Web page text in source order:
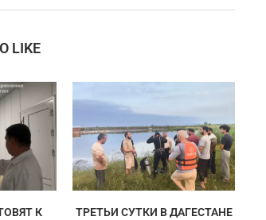
LIKE
К
ТРЕТЬИ СУТКИ В ДАГЕСТАНЕ